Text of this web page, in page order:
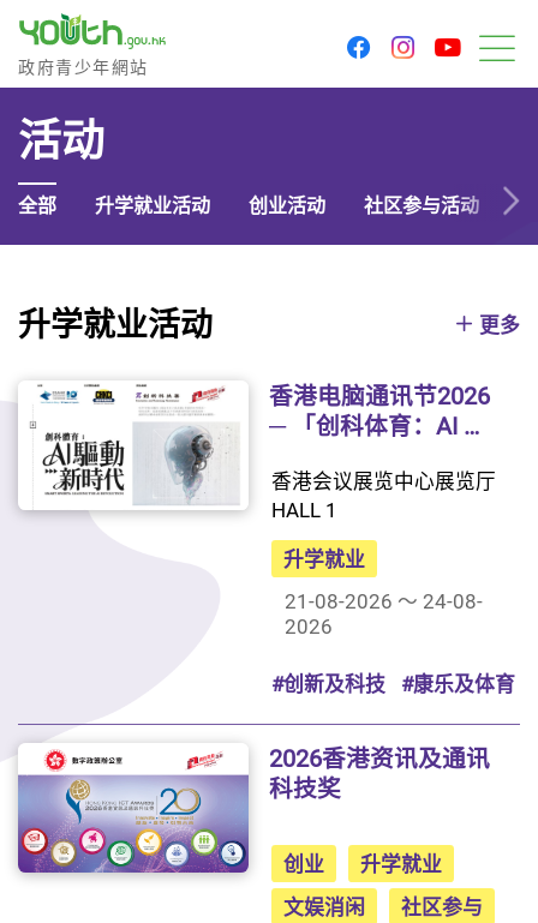
政府青少年网站
政府青少年網站
facebookinstagram
活动
全部 升学就业活动 创业活动 社区参与活动
升学就业活动 更多
香港电脑通讯节2026
─ 「创科体育：AI 驱
香港会议展览中心展览厅
HALL 1
升学就业
21-08-2026 ～ 24-08-
2026
#创新及科技 #康乐及体育
2026香港资讯及通讯
科技奖
创业
升学就业
文娱消闲
社区参与